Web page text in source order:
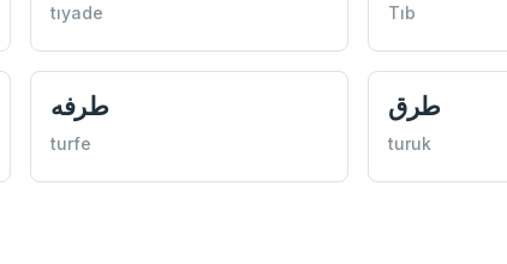
tıyade Tıb
طرفه
turfe
طرق
turuk